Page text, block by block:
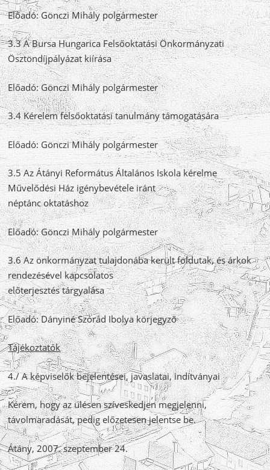
Előadó: Gönczi Mihály polgármester
3.3 A Bursa Hungarica Felsőoktatási Önkormányzati
Ösztöndíjpályázat kiírása
Előadó: Gönczi Mihály polgármester
3.4 Kérelem felsőoktatási tanulmány támogatására
Előadó: Gönczi Mihály polgármester
3.5 Az Átányi Református Általános Iskola kérelme
Művelődési Ház igénybevétele iránt
néptánc oktatáshoz
Előadó: Gönczi Mihály polgármester
3.6 Az önkormányzat tulajdonába került földutak, és árkok
rendezésével kapcsolatos
előterjesztés tárgyalása
Előadó: Dányiné Szórád Ibolya körjegyző
Tájékoztatók
4./ A képviselők bejelentései, javaslatai, indítványai
Kérem, hogy az ülésen szíveskedjen megjelenni,
távolmaradását, pedig előzetesen jelentse be.
Átány, 2007. szeptember 24.